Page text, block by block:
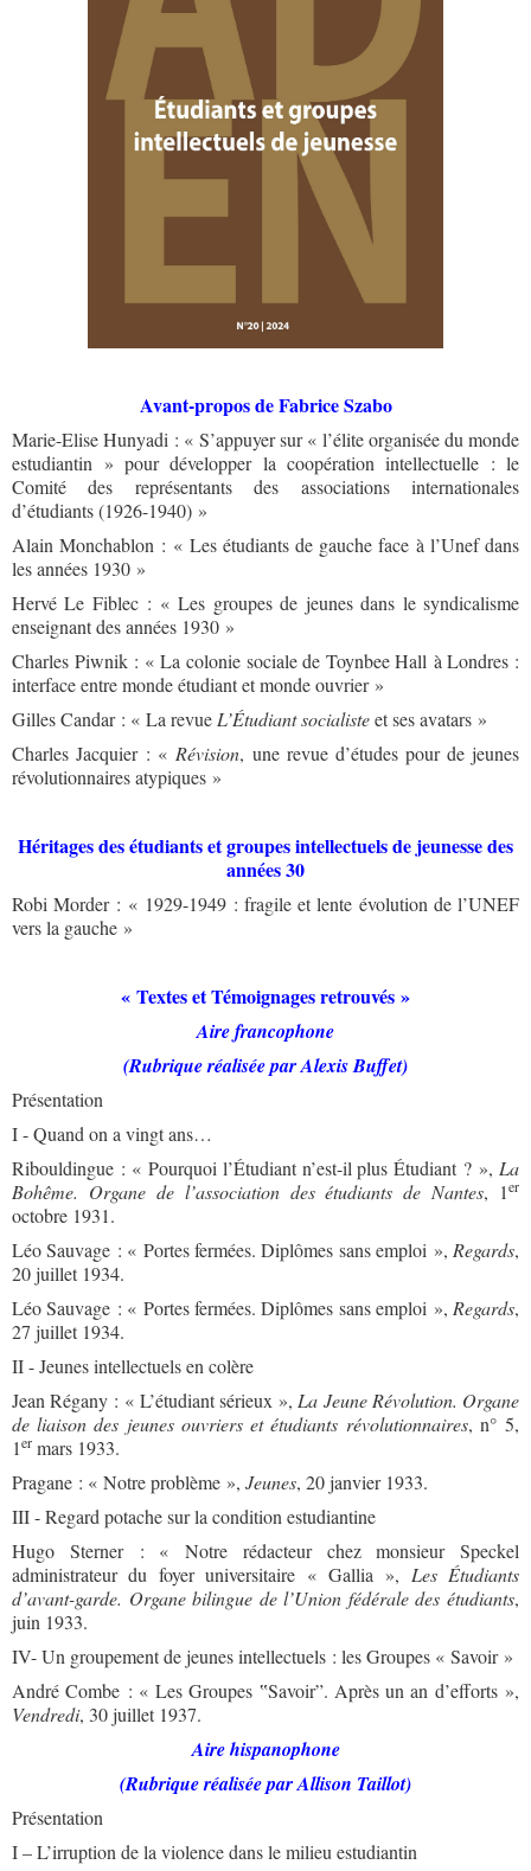
Avant-propos de Fabrice Szabo
Marie-Elise Hunyadi : « S’appuyer sur « l’élite organisée du monde
estudiantin » pour développer la coopération intellectuelle : le
Comité des représentants des associations internationales
d’étudiants (1926-1940) »
Alain Monchablon : « Les étudiants de gauche face à l’Unef dans
les années 1930 »
Hervé Le Fiblec : « Les groupes de jeunes dans le syndicalisme
enseignant des années 1930 »
Charles Piwnik : « La colonie sociale de Toynbee Hall à Londres :
interface entre monde étudiant et monde ouvrier »
Gilles Candar : « La revue L’Étudiant socialisteet ses avatars »
Charles Jacquier : « Révision, une revue d’études pour de jeunes
révolutionnaires atypiques »
Héritages des étudiants et groupes intellectuels de jeunesse des
années 30
Robi Morder : « 1929-1949 : fragile et lente évolution de l’UNEF
vers la gauche »
« Textes et Témoignages retrouvés »
Aire francophone
(Rubrique réalisée par Alexis Buffet)
Présentation
I - Quand on a vingt ans…
Ribouldingue : « Pourquoi l’Étudiant n’est-il plus Étudiant ? », La
Bohême. Organe de l’association des étudiants de Nantes, 1er
octobre 1931.
Léo Sauvage : « Portes fermées. Diplômes sans emploi », Regards,
20 juillet 1934.
Léo Sauvage : « Portes fermées. Diplômes sans emploi », Regards,
27 juillet 1934.
II - Jeunes intellectuels en colère
Jean Régany : « L’étudiant sérieux », La Jeune Révolution. Organe
de liaison des jeunes ouvriers et étudiants révolutionnaires, n° 5,
1er mars 1933.
Pragane : « Notre problème », Jeunes, 20 janvier 1933.
III - Regard potache sur la condition estudiantine
Hugo Sterner : « Notre rédacteur chez monsieur Speckel
administrateur du foyer universitaire « Gallia », Les Étudiants
d’avant-garde. Organe bilingue de l’Union fédérale des étudiants,
juin 1933.
IV- Un groupement de jeunes intellectuels : les Groupes « Savoir »
André Combe : « Les Groupes ‟Savoir”. Après un an d’efforts »,
Vendredi, 30 juillet 1937.
Aire hispanophone
(Rubrique réalisée par Allison Taillot)
Présentation
I – L’irruption de la violence dans le milieu estudiantin